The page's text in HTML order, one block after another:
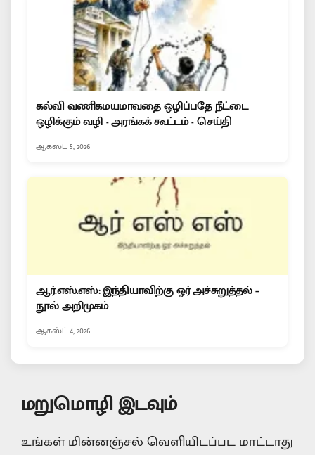
கல்வி வணிகமயமாவதை ஒழிப்பதே நீட்டை
ஒழிக்கும் வழி - அரங்கக் கூட்டம் - செய்தி
ஆகஸ்ட் 5, 2026
ஆர்.எஸ்.எஸ்: இந்தியாவிற்கு ஓர் அச்சுறுத்தல் –
நூல் அறிமுகம்
ஆகஸ்ட் 4, 2026
மறுமொழி இடவும்
உங்கள் மின்னஞ்சல் வெளியிடப்பட மாட்டாது